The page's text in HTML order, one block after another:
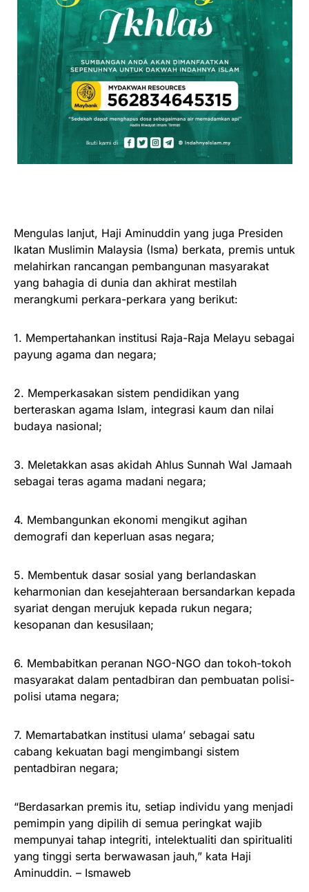
Mengulas lanjut, Haji Aminuddin yang juga Presiden
Ikatan Muslimin Malaysia (Isma) berkata, premis untuk
melahirkan rancangan pembangunan masyarakat
yang bahagia di dunia dan akhirat mestilah
merangkumi perkara-perkara yang berikut:
1. Mempertahankan institusi Raja-Raja Melayu sebagai
payung agama dan negara;
2. Memperkasakan sistem pendidikan yang
berteraskan agama Islam, integrasi kaum dan nilai
budaya nasional;
3. Meletakkan asas akidah Ahlus Sunnah Wal Jamaah
sebagai teras agama madani negara;
4. Membangunkan ekonomi mengikut agihan
demografi dan keperluan asas negara;
5. Membentuk dasar sosial yang berlandaskan
keharmonian dan kesejahteraan bersandarkan kepada
syariat dengan merujuk kepada rukun negara;
kesopanan dan kesusilaan;
6. Membabitkan peranan NGO-NGO dan tokoh-tokoh
masyarakat dalam pentadbiran dan pembuatan polisi-
polisi utama negara;
7. Memartabatkan institusi ulama’ sebagai satu
cabang kekuatan bagi mengimbangi sistem
pentadbiran negara;
“Berdasarkan premis itu, setiap individu yang menjadi
pemimpin yang dipilih di semua peringkat wajib
mempunyai tahap integriti, intelektualiti dan spiritualiti
yang tinggi serta berwawasan jauh,” kata Haji
Aminuddin. – Ismaweb